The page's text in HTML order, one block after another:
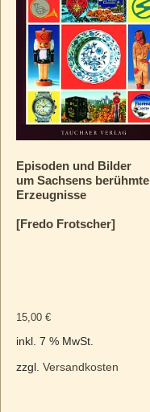
Episoden und Bilder
um Sachsens berühmte
Erzeugnisse
[Fredo Frotscher]
15,00 €
inkl. 7 % MwSt.
zzgl. Versandkosten